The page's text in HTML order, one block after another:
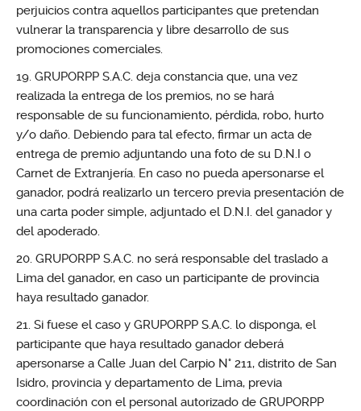
perjuicios contra aquellos participantes que pretendan
vulnerar la transparencia y libre desarrollo de sus
promociones comerciales.
GRUPORPP S.A.C. deja constancia que, una vez
realizada la entrega de los premios, no se hará
responsable de su funcionamiento, pérdida, robo, hurto
y/o daño. Debiendo para tal efecto, firmar un acta de
entrega de premio adjuntando una foto de su D.N.I o
Carnet de Extranjería. En caso no pueda apersonarse el
ganador, podrá realizarlo un tercero previa presentación de
una carta poder simple, adjuntado el D.N.I. del ganador y
del apoderado.
GRUPORPP S.A.C. no será responsable del traslado a
Lima del ganador, en caso un participante de provincia
haya resultado ganador.
Si fuese el caso y GRUPORPP S.A.C. lo disponga, el
participante que haya resultado ganador deberá
apersonarse a Calle Juan del Carpio N° 211, distrito de San
Isidro, provincia y departamento de Lima, previa
coordinación con el personal autorizado de GRUPORPP